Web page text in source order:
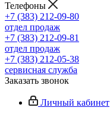
Телефоны
+7 (383) 212-09-80
отдел продаж
+7 (383) 212-09-81
отдел продаж
+7 (383) 212-05-38
сервисная служба
Заказать звонок
Личный кабинет